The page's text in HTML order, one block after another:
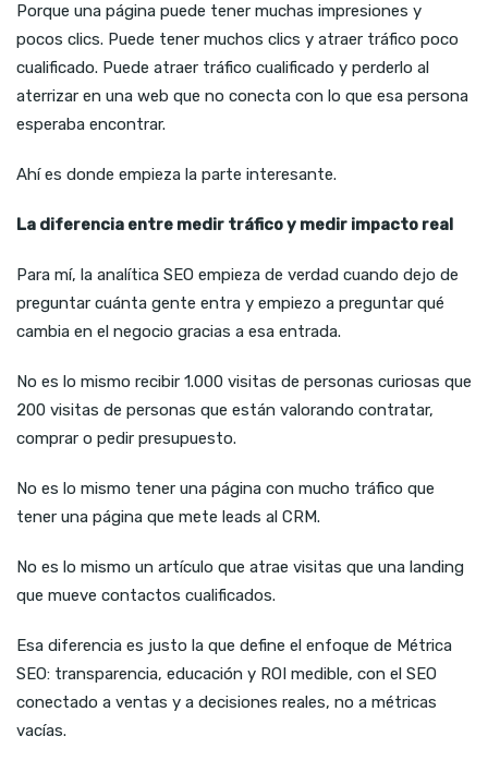
Porque una página puede tener muchas impresiones y
pocos clics. Puede tener muchos clics y atraer tráfico poco
cualificado. Puede atraer tráfico cualificado y perderlo al
aterrizar en una web que no conecta con lo que esa persona
esperaba encontrar.
Ahí es donde empieza la parte interesante.
La diferencia entre medir tráfico y medir impacto real
Para mí, la analítica SEO empieza de verdad cuando dejo de
preguntar cuánta gente entra y empiezo a preguntar qué
cambia en el negocio gracias a esa entrada.
No es lo mismo recibir 1.000 visitas de personas curiosas que
200 visitas de personas que están valorando contratar,
comprar o pedir presupuesto.
No es lo mismo tener una página con mucho tráfico que
tener una página que mete leads al CRM.
No es lo mismo un artículo que atrae visitas que una landing
que mueve contactos cualificados.
Esa diferencia es justo la que define el enfoque de Métrica
SEO: transparencia, educación y ROI medible, con el SEO
conectado a ventas y a decisiones reales, no a métricas
vacías.